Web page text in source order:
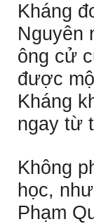
Kháng
Nguyên
ông cử
được
Kháng
ngay từ
Không
học,
Phạm